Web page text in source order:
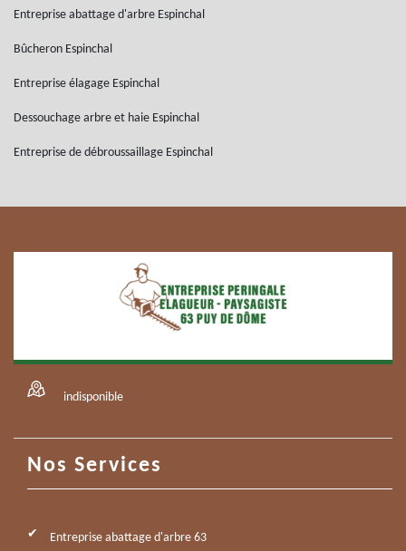
Entreprise abattage d'arbre Espinchal
Bûcheron Espinchal
Entreprise élagage Espinchal
Dessouchage arbre et haie Espinchal
Entreprise de débroussaillage Espinchal
indisponible
Nos Services
Entreprise abattage d'arbre 63